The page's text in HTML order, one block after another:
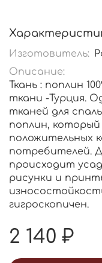
Изготовитель:
Описание:
Ткань : поплин
ткани -Турция.
тканей для
поплин,
положительных
потребителей.
происходит
рисунки и
гигроскопичен.
2 140 ₽